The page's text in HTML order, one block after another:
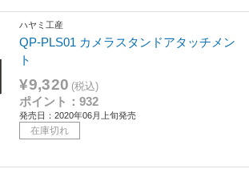
ハヤミ工産
QP-PLS01 カメラスタンドアタッチメン
ト
¥9,320 (税込)
ポイント：932
発売日：2020年06月上旬発売
在庫切れ